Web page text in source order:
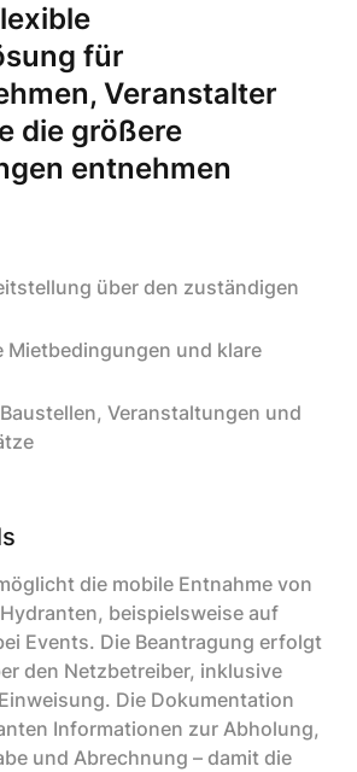
für
Veranstalter
die größere
entnehmen
über den zuständigen
Mietbedingungen und klare
Veranstaltungen und
die mobile Entnahme von
beispielsweise auf
Events. Die Beantragung erfolgt
den Netzbetreiber, inklusive
Die Dokumentation
Informationen zur Abholung,
und Abrechnung – damit die